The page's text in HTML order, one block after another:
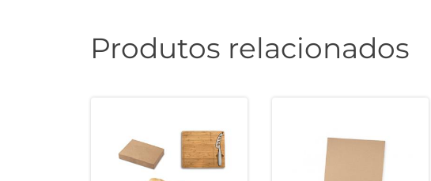
Produtos relacionados